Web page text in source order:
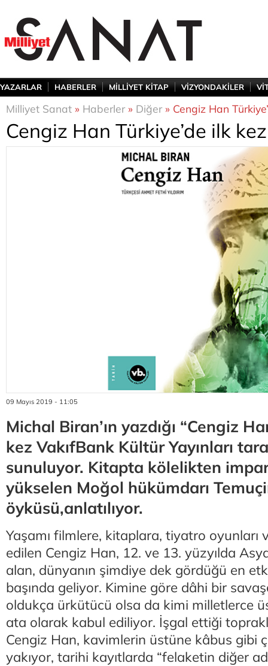
YAZARLAR HABERLER MİLLİYET KİTAP VİZYONDAKİLER
Milliyet Sanat » Haberler» Diğer» Cengiz Han
Cengiz Han Türkiye’de ilk
09 Mayıs 2019 - 11:05
Michal Biran’ın yazdığı “Cengiz
kez VakıfBank Kültür Yayınları
sunuluyor. Kitapta kölelikten
yükselen Moğol hükümdarı
öyküsü,anlatılıyor.
Yaşamı filmlere, kitaplara, tiyatro oyunları
edilen Cengiz Han, 12. ve 13. yüzyılda
alan, dünyanın şimdiye dek gördüğü en
başında geliyor. Kimine göre dâhi bir
oldukça ürkütücü olsa da kimi milletlerce
ata olarak kabul ediliyor. İşgal ettiği
Cengiz Han, kavimlerin üstüne kâbus gibi
yakıyor, tarihi kayıtlarda “felaketin diğer